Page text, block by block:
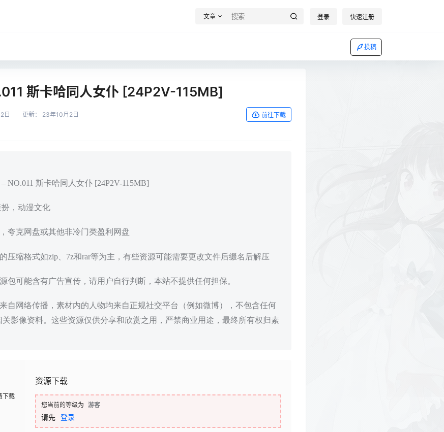
文章 登录 快速注册
投稿
斯卡哈同人女仆 [24P2V-115MB]
日 更新： 23年10月2日 前往下载
NO.011 斯卡哈同人女仆 [24P2V-115MB]
扮，动漫文化
夸克网盘或其他非冷门类盈利网盘
压缩格式如zip、7z和rar等为主，有些资源可能需要更改文件后缀名后解压
包可能含有广告宣传，请用户自行判断，本站不提供任何担保。
自网络传播，素材内的人物均来自正规社交平台（例如微博），不包含任何
影像资料。这些资源仅供分享和欣赏之用，严禁商业用途，最终所有权归素
下载
资源下载
您当前的等级为 游客
请先 登录